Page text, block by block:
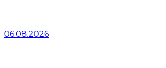
06.08.2026